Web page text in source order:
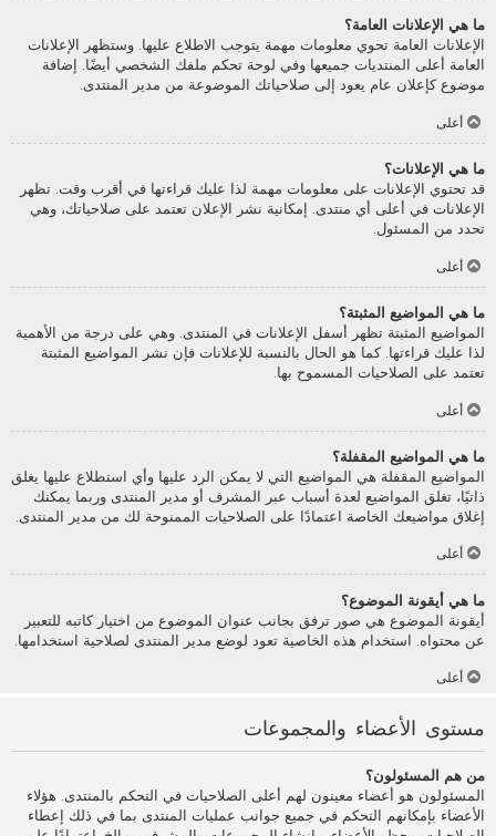
ما هي الإعلانات العامة؟
الإعلانات العامة تحوي معلومات مهمة يتوجب الاطلاع عليها. وستظهر الإعلانات
العامة أعلى المنتديات جميعها وفي لوحة تحكم ملفك الشخصي أيضًا. إضافة
موضوع كإعلان عام يعود إلى صلاحياتك الموضوعة من مدير المنتدى.
أعلى
ما هي الإعلانات؟
قد تحتوي الإعلانات على معلومات مهمة لذا عليك قراءتها في أقرب وقت. تظهر
الإعلانات في أعلى أي منتدى. إمكانية نشر الإعلان تعتمد على صلاحياتك، وهي
تحدد من المسئول.
أعلى
ما هي المواضيع المثبتة؟
المواضيع المثبتة تظهر أسفل الإعلانات في المنتدى. وهي على درجة من الأهمية
لذا عليك قراءتها. كما هو الحال بالنسبة للإعلانات فإن نشر المواضيع المثبتة
تعتمد على الصلاحيات المسموح بها.
أعلى
ما هي المواضيع المقفلة؟
المواضيع المقفلة هي المواضيع التي لا يمكن الرد عليها وأي استطلاع عليها يغلق
ذاتيًا، تغلق المواضيع لعدة أسباب عبر المشرف أو مدير المنتدى وربما يمكنك
إغلاق مواضيعك الخاصة اعتمادًا على الصلاحيات الممنوحة لك من مدير المنتدى.
أعلى
ما هي أيقونة الموضوع؟
أيقونة الموضوع هي صور ترفق بجانب عنوان الموضوع من اختيار كاتبه للتعبير
عن محتواه. استخدام هذه الخاصية تعود لوضع مدير المنتدى لصلاحية استخدامها.
أعلى
مستوى الأعضاء والمجموعات
من هم المسئولون؟
المسئولون هو أعضاء معينون لهم أعلى الصلاحيات في التحكم بالمنتدى. هؤلاء
الأعضاء بإمكانهم التحكم في جميع جوانب عمليات المنتدى بما في ذلك إعطاء